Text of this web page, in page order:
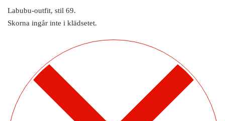
Labubu-outfit, stil 69.
Skorna ingår inte i klädsetet.